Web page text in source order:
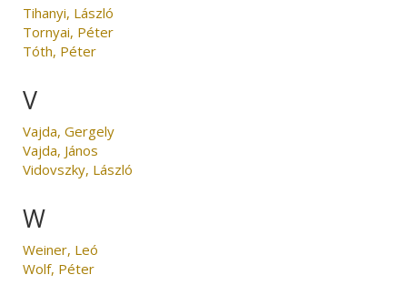
Tihanyi, László
Tornyai, Péter
Tóth, Péter
V
Vajda, Gergely
Vajda, János
Vidovszky, László
W
Weiner, Leó
Wolf, Péter